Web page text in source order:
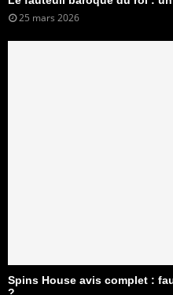
25 mars 2026
Spins House avis complet :